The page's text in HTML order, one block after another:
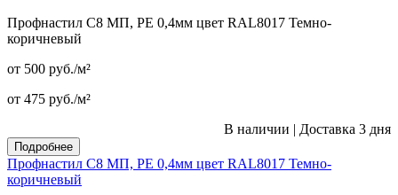
Профнастил С8 МП, PE 0,4мм цвет RAL8017 Темно-
коричневый
от 500 руб./м²
от 475 руб./м²
В наличии | Доставка 3 дня
Подробнее
Профнастил С8 МП, PE 0,4мм цвет RAL8017 Темно-
коричневый